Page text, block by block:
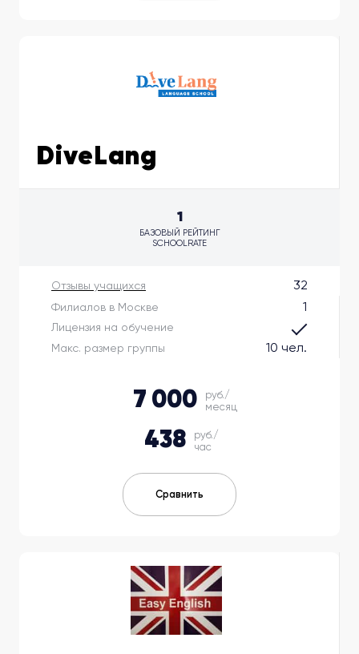
DiveLang
Отзывы учащихся 32
Филиалов в Москве 1
Макс. размер группы 10 чел.
Лицензия на обучение
1
БАЗОВЫЙ РЕЙТИНГ
SCHOOLRATE
7 000
руб./
месяц
438
руб./
час
Сравнить